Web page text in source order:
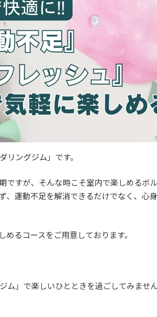
リングジム」です。
ですが、そんな時こそ室内で楽しめるボ
、運動不足を解消できるだけでなく、心
るコースをご用意しております。
ム」で楽しいひとときを過ごしてみませ